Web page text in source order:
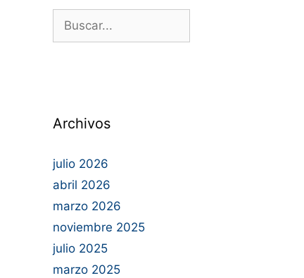
Archivos
julio 2026
abril 2026
marzo 2026
noviembre 2025
julio 2025
marzo 2025